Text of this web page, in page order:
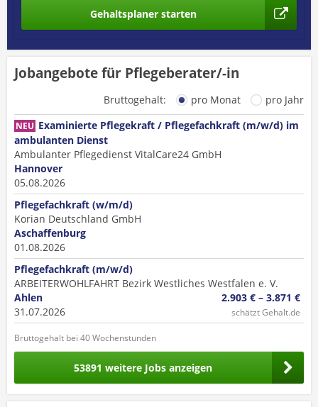
Gehaltsplaner starten
Jobangebote für Pflegeberater/-in
Bruttogehalt: pro Monat pro Jahr
NEU Examinierte Pflegekraft / Pflegefachkraft (m/w/d) im
ambulanten Dienst
Ambulanter Pflegedienst VitalCare24 GmbH
Hannover
05.08.2026
Pflegefachkraft (w/m/d)
Korian Deutschland GmbH
Aschaffenburg
01.08.2026
Pflegefachkraft (m/w/d)
ARBEITERWOHLFAHRT Bezirk Westliches Westfalen e. V.
Ahlen
31.07.2026
2.903 € – 3.871 €
schätzt Gehalt.de
Bruttogehalt bei 40 Wochenstunden
53891 weitere Jobs anzeigen